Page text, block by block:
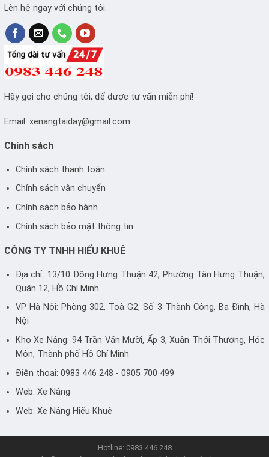
Lên hệ ngay với chúng tôi.
Hãy gọi cho chúng tôi, để được tư vấn miễn phí!
Email: xenangtaiday@gmail.com
Chính sách
Chính sách thanh toán
Chính sách vận chuyển
Chính sách bảo hành
Chính sách bảo mật thông tin
CÔNG TY TNHH HIẾU KHUÊ
Địa chỉ: 13/10 Đông Hưng Thuận 42, Phường Tân Hưng Thuận,
Quận 12, Hồ Chí Minh
VP Hà Nội: Phòng 302, Toà G2, Số 3 Thành Công, Ba Đình, Hà
Nội
Kho Xe Nâng: 94 Trần Văn Mười, Ấp 3, Xuân Thới Thượng, Hóc
Môn, Thành phố Hồ Chí Minh
Điện thoại: 0983 446 248 - 0905 700 499
Web: Xe Nâng
Web: Xe Nâng Hiếu Khuê
Hotline: 0983 446 248